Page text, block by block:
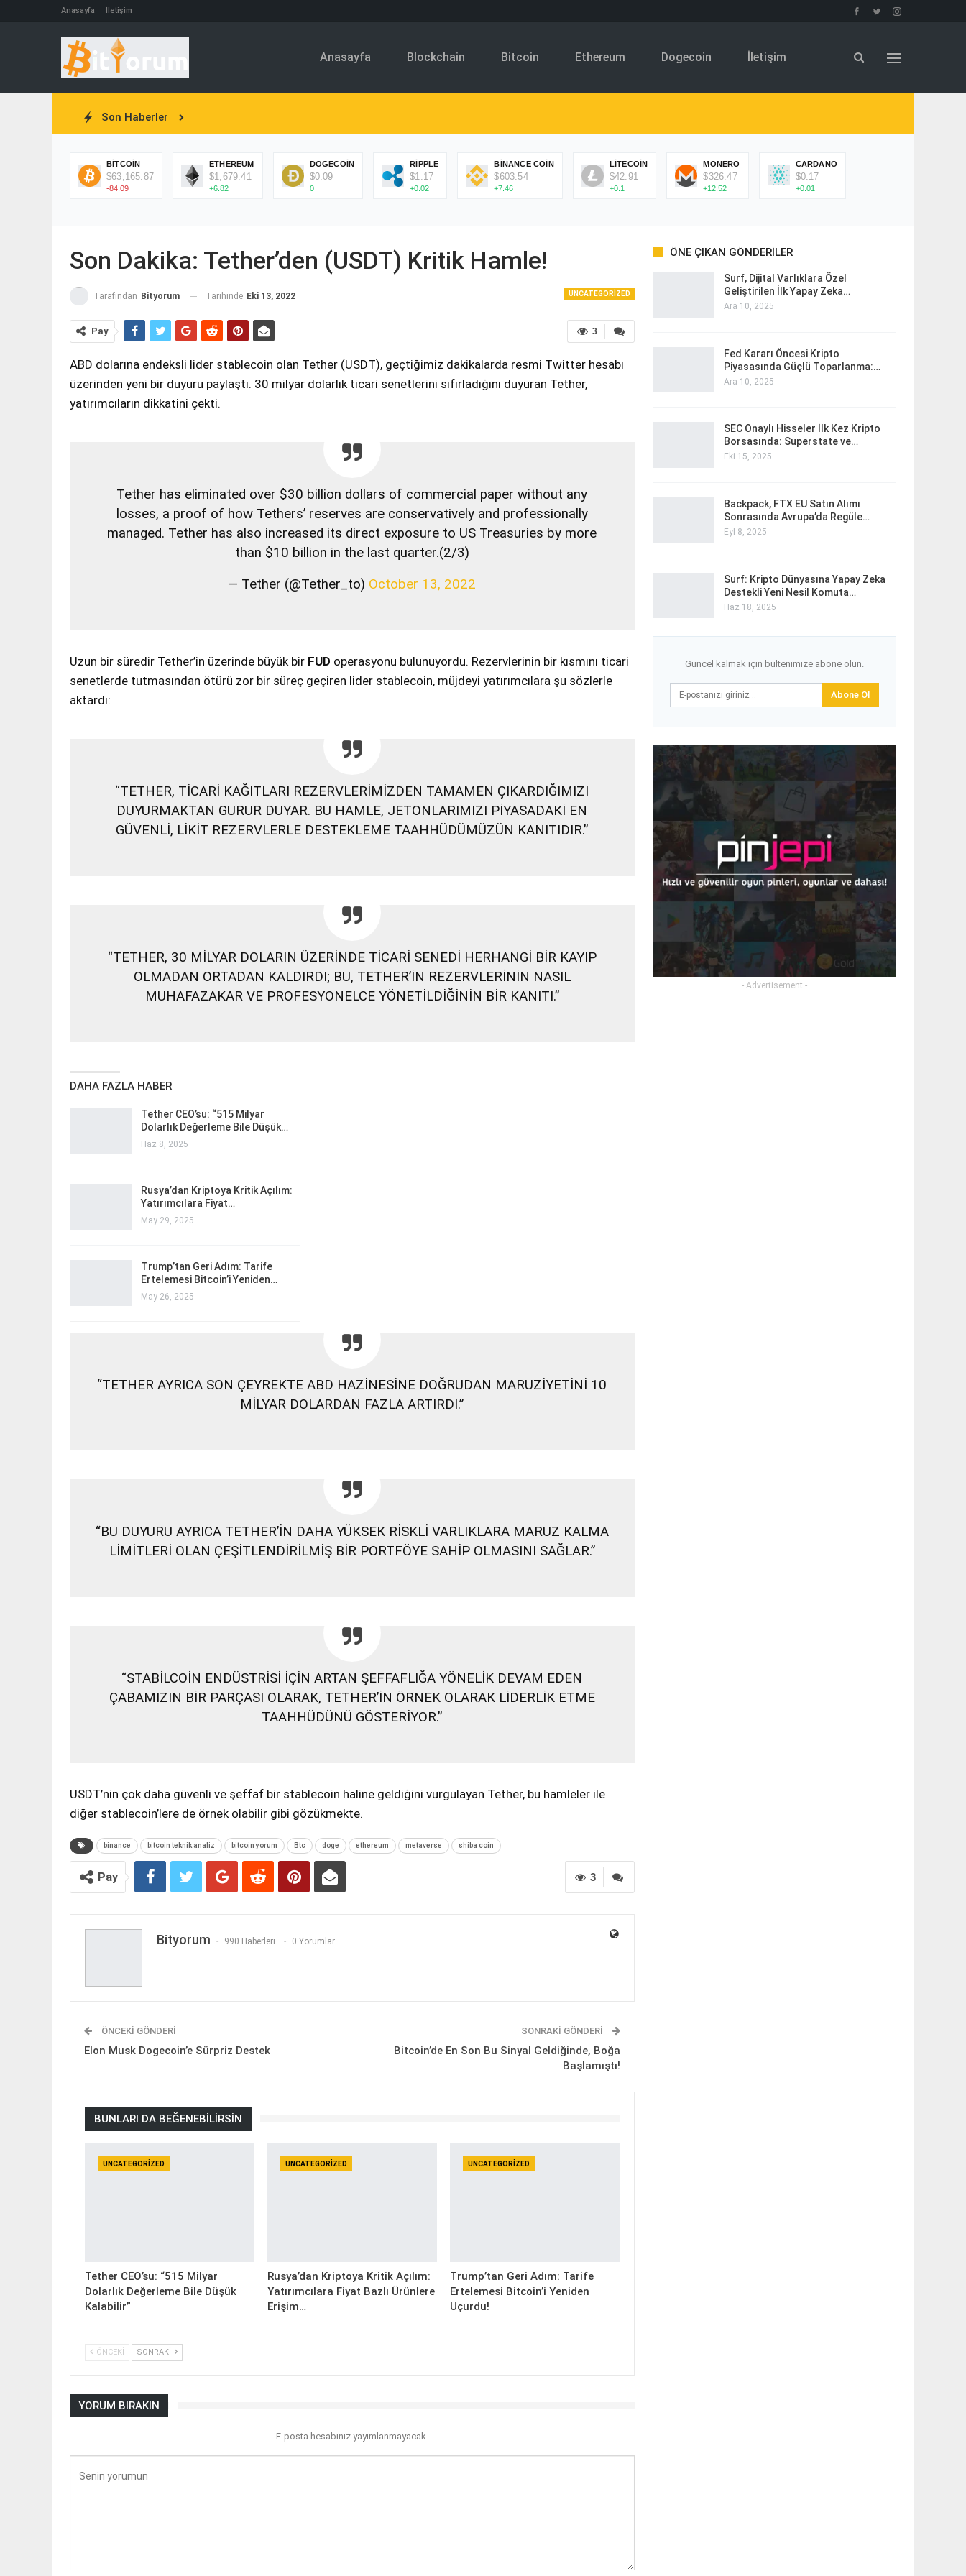
Anasayfa İletişim
Anasayfa Blockchain Bitcoin Ethereum Dogecoin İletişim
Son Haberler
BITCOIN
$63,165.87
-84.09
ETHEREUM
$1,679.41
+6.82
DOGECOIN
$0.09
0
RIPPLE
$1.17
+0.02
BINANCE COIN
$603.54
+7.46
LITECOIN
$42.91
+0.1
MONERO
$326.47
+12.52
CARDANO
$0.17
+0.01
Son Dakika: Tether’den (USDT) Kritik Hamle!
UNCATEGORIZED
Tarafından Bityorum Tarihinde Eki 13, 2022
3
Pay
ABD dolarına endeksli lider stablecoin olan Tether (USDT), geçtiğimiz dakikalarda resmi Twitter hesabı
üzerinden yeni bir duyuru paylaştı. 30 milyar dolarlık ticari senetlerini sıfırladığını duyuran Tether,
yatırımcıların dikkatini çekti.
Tether has eliminated over $30 billion dollars of commercial paper without any
losses, a proof of how Tethers’ reserves are conservatively and professionally
managed. Tether has also increased its direct exposure to US Treasuries by more
than $10 billion in the last quarter.(2/3)
— Tether (@Tether_to) October 13, 2022
Uzun bir süredir Tether’in üzerinde büyük bir FUD operasyonu bulunuyordu. Rezervlerinin bir kısmını ticari
senetlerde tutmasından ötürü zor bir süreç geçiren lider stablecoin, müjdeyi yatırımcılara şu sözlerle
aktardı:
“TETHER, TİCARİ KAĞITLARI REZERVLERİMİZDEN TAMAMEN ÇIKARDIĞIMIZI
DUYURMAKTAN GURUR DUYAR. BU HAMLE, JETONLARIMIZI PİYASADAKİ EN
GÜVENLİ, LİKİT REZERVLERLE DESTEKLEME TAAHHÜDÜMÜZÜN KANITIDIR.”
“TETHER, 30 MİLYAR DOLARIN ÜZERİNDE TİCARİ SENEDİ HERHANGİ BİR KAYIP
OLMADAN ORTADAN KALDIRDI; BU, TETHER’İN REZERVLERİNİN NASIL
MUHAFAZAKAR VE PROFESYONELCE YÖNETİLDİĞİNİN BİR KANITI.”
DAHA FAZLA HABER
Tether CEO’su: “515 Milyar
Dolarlık Değerleme Bile Düşük…
Haz 8, 2025
Rusya’dan Kriptoya Kritik Açılım:
Yatırımcılara Fiyat…
May 29, 2025
Trump’tan Geri Adım: Tarife
Ertelemesi Bitcoin’i Yeniden…
May 26, 2025
“TETHER AYRICA SON ÇEYREKTE ABD HAZİNESİNE DOĞRUDAN MARUZİYETİNİ 10
MİLYAR DOLARDAN FAZLA ARTIRDI.”
“BU DUYURU AYRICA TETHER’İN DAHA YÜKSEK RİSKLİ VARLIKLARA MARUZ KALMA
LİMİTLERİ OLAN ÇEŞİTLENDİRİLMİŞ BİR PORTFÖYE SAHİP OLMASINI SAĞLAR.”
“STABİLCOİN ENDÜSTRİSİ İÇİN ARTAN ŞEFFAFLIĞA YÖNELİK DEVAM EDEN
ÇABAMIZIN BİR PARÇASI OLARAK, TETHER’İN ÖRNEK OLARAK LİDERLİK ETME
TAAHHÜDÜNÜ GÖSTERİYOR.”
USDT’nin çok daha güvenli ve şeffaf bir stablecoin haline geldiğini vurgulayan Tether, bu hamleler ile
diğer stablecoin’lere de örnek olabilir gibi gözükmekte.
binance bitcoin teknik analiz bitcoin yorum Btc doge ethereum metaverse shiba coin
3
Pay
Bityorum 990 Haberleri 0 Yorumlar
ÖNCEKI GÖNDERI
Elon Musk Dogecoin’e Sürpriz Destek
SONRAKI GÖNDERI
Bitcoin’de En Son Bu Sinyal Geldiğinde, Boğa
Başlamıştı!
BUNLARI DA BEĞENEBILIRSIN
UNCATEGORIZED
Tether CEO’su: “515 Milyar
Dolarlık Değerleme Bile Düşük
Kalabilir”
UNCATEGORIZED
Rusya’dan Kriptoya Kritik Açılım:
Yatırımcılara Fiyat Bazlı Ürünlere
Erişim…
UNCATEGORIZED
Trump’tan Geri Adım: Tarife
Ertelemesi Bitcoin’i Yeniden
Uçurdu!
ÖNCEKI SONRAKI
YORUM BIRAKIN
E-posta hesabınız yayımlanmayacak.
ÖNE ÇIKAN GÖNDERILER
Surf, Dijital Varlıklara Özel
Geliştirilen İlk Yapay Zeka…
Ara 10, 2025
Fed Kararı Öncesi Kripto
Piyasasında Güçlü Toparlanma:…
Ara 10, 2025
SEC Onaylı Hisseler İlk Kez Kripto
Borsasında: Superstate ve…
Eki 15, 2025
Backpack, FTX EU Satın Alımı
Sonrasında Avrupa’da Regüle…
Eyl 8, 2025
Surf: Kripto Dünyasına Yapay Zeka
Destekli Yeni Nesil Komuta…
Haz 18, 2025
Güncel kalmak için bültenimize abone olun.
Abone Ol
- Advertisement -